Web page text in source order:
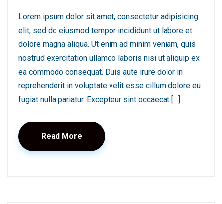
Lorem ipsum dolor sit amet, consectetur adipisicing
elit, sed do eiusmod tempor incididunt ut labore et
dolore magna aliqua. Ut enim ad minim veniam, quis
nostrud exercitation ullamco laboris nisi ut aliquip ex
ea commodo consequat. Duis aute irure dolor in
reprehenderit in voluptate velit esse cillum dolore eu
fugiat nulla pariatur. Excepteur sint occaecat […]
Read More